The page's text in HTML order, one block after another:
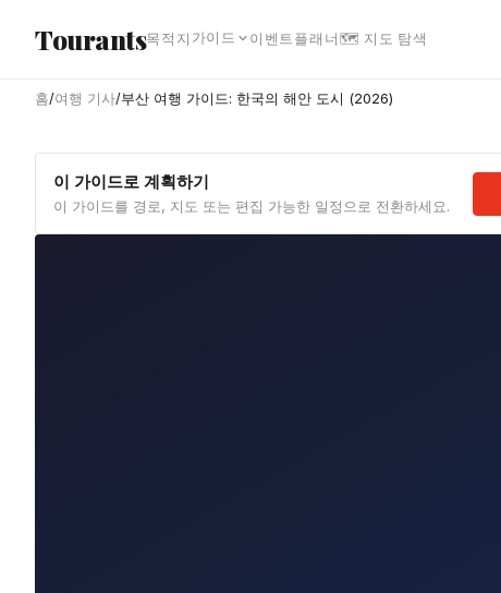
Tourants목적지 가이드 이벤트 플래너🗺 지도 탐색
홈/여행 기사/부산 여행 가이드: 한국의 해안 도시 (2026)
이 가이드로 계획하기
이 가이드를 경로, 지도 또는 편집 가능한 일정으로 전환하세요.